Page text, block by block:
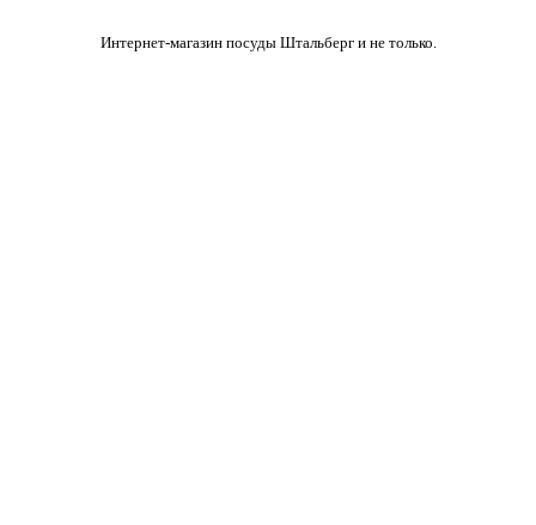
Интернет-магазин посуды Штальберг и не только.